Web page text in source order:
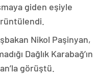
giden eşiyle
Nikol Paşinyan,
Dağlık Karabağ’ın
görüştü.